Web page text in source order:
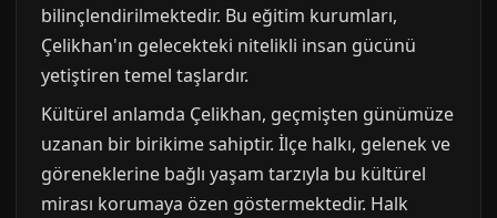
bilinçlendirilmektedir. Bu eğitim kurumları,
Çelikhan'ın gelecekteki nitelikli insan gücünü
yetiştiren temel taşlardır.
Kültürel anlamda Çelikhan, geçmişten günümüze
uzanan bir birikime sahiptir. İlçe halkı, gelenek ve
göreneklerine bağlı yaşam tarzıyla bu kültürel
mirası korumaya özen göstermektedir. Halk